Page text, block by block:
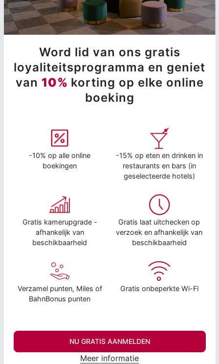
Word lid van ons gratis
loyaliteitsprogramma en geniet
van 10% korting op elke online
boeking
-10% op alle online
boekingen
-15% op eten en drinken in
restaurants en bars (in
geselecteerde hotels)
Gratis kamerupgrade -
afhankelijk van
beschikbaarheid
Gratis laat uitchecken op
verzoek en afhankelijk van
beschikbaarheid
Verzamel punten, Miles of
BahnBonus punten
Gratis onbeperkte Wi-Fi
NU GRATIS AANMELDEN
Meer informatie